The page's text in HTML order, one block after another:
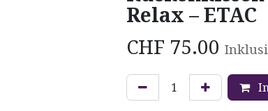
Relax – ETAC
CHF 75.00